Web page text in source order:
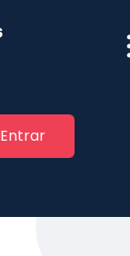
Entrar